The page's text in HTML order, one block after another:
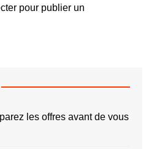
pour publier un
les offres avant de vous